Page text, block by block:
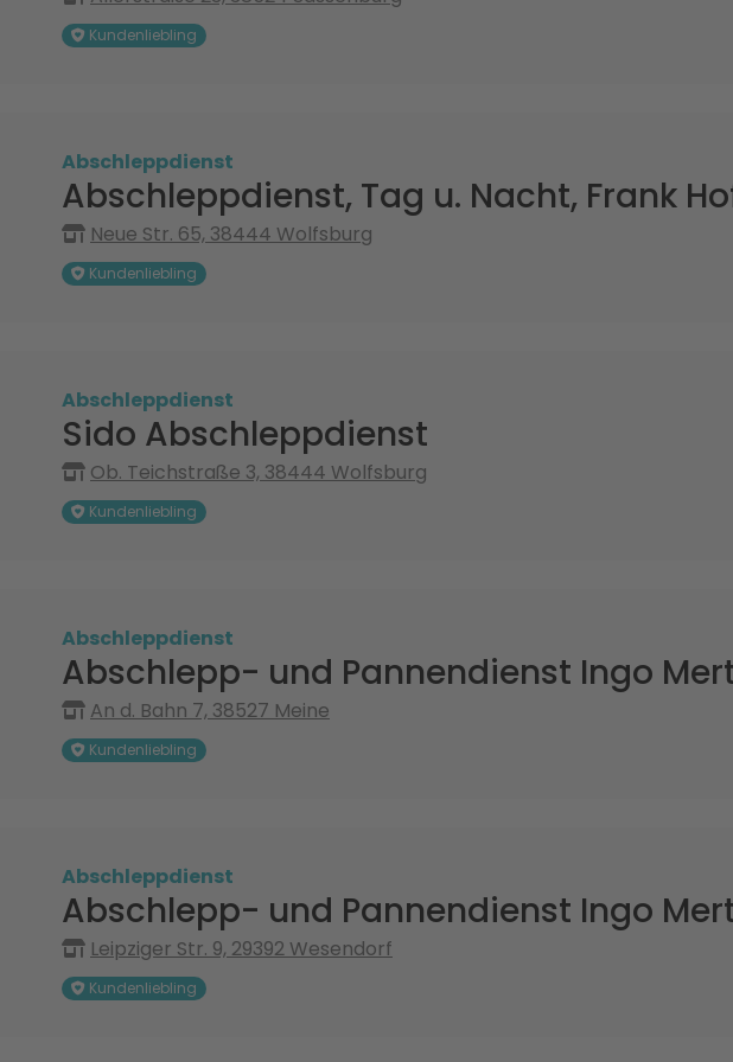
Kundenliebling
Abschleppdienst
Abschleppdienst, Tag u. Nacht, Frank
Neue Str. 65, 38444 Wolfsburg
Kundenliebling
Abschleppdienst
Sido Abschleppdienst
Ob. Teichstraße 3, 38444 Wolfsburg
Kundenliebling
Abschleppdienst
Abschlepp- und Pannendienst Ingo
An d. Bahn 7, 38527 Meine
Kundenliebling
Abschleppdienst
Abschlepp- und Pannendienst Ingo
Leipziger Str. 9, 29392 Wesendorf
Kundenliebling